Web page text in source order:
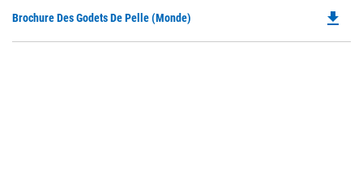
Brochure Des Godets De Pelle (monde) file_download